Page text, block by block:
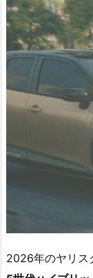
2026年のヤリス